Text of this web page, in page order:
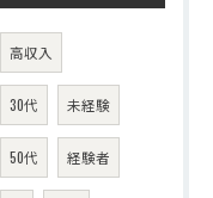
高収入
30代 未経験
50代 経験者